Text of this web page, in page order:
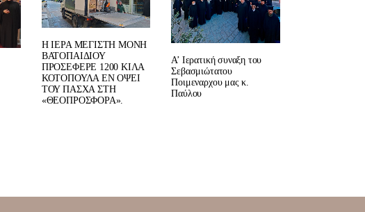
Η ΙΕΡΑ ΜΕΓΙΣΤΗ ΜΟΝΗ
ΒΑΤΟΠΑΙΔΙΟΥ
ΠΡΟΣΕΦΕΡΕ 1200 ΚΙΛΑ
ΚΟΤΟΠΟΥΛΑ ΕΝ ΟΨΕΙ
ΤΟΥ ΠΑΣΧΑ ΣΤΗ
«ΘΕΟΠΡΟΣΦΟΡΑ».
Α’ Ιερατική συναξη του
Σεβασμιώτατου
Ποιμεναρχου μας κ.
Παύλου